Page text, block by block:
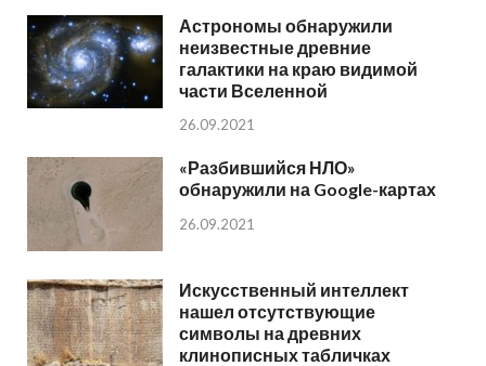
Астрономы обнаружили
неизвестные древние
галактики на краю видимой
части Вселенной
26.09.2021
«Разбившийся НЛО»
обнаружили на Google-картах
26.09.2021
Искусственный интеллект
нашел отсутствующие
символы на древних
клинописных табличках